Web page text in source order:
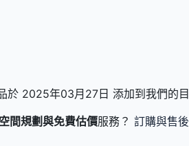
於 2025年03月27日 添加到我們的目
間規劃與免費估價服務？ 訂購與售